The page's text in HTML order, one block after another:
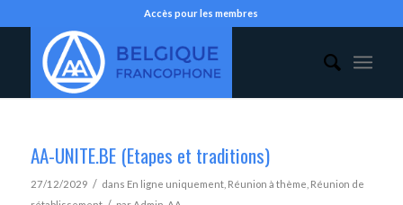
Accès pour les membres
AA-UNITE.BE (Etapes et traditions)
27/12/2029 / dans En ligne uniquement, Réunion à thème Réunion de